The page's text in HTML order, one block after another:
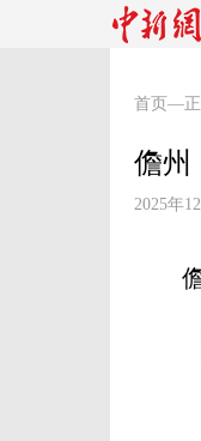
首页 —正
儋州
2025年
儋